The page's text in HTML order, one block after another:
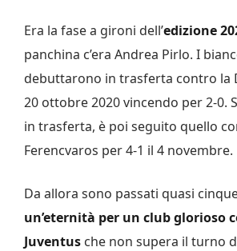
Era la fase a gironi dell’edizione
panchina c’era Andrea Pirlo. I
debuttarono in trasferta contro la
20 ottobre 2020 vincendo per 2-0.
in trasferta, è poi seguito quello
Ferencvaros per 4-1 il 4 novembre.
Da allora sono passati quasi
un’eternità per un club glorioso
Juventus che non supera il turno